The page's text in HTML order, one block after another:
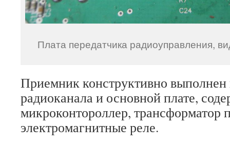
Плата передатчика радиоуправления,
Приемник конструктивно выполнен
радиоканала и основной плате,
микроконтороллер, трансформатор
электромагнитные реле.